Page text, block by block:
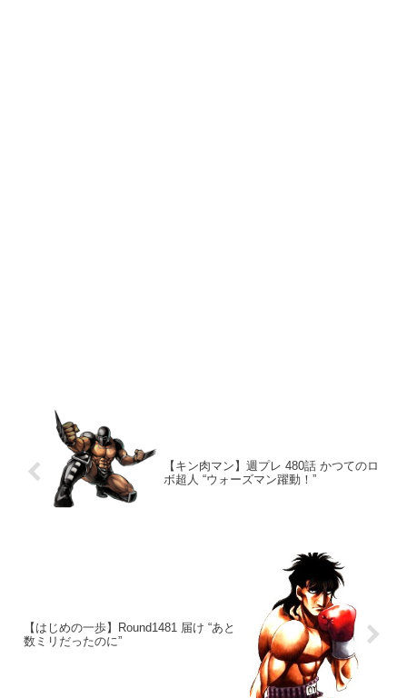
【キン肉マン】週プレ 480話 かつてのロ
ボ超人 “ウォーズマン躍動！”
【はじめの一歩】Round1481 届け “あと
数ミリだったのに”